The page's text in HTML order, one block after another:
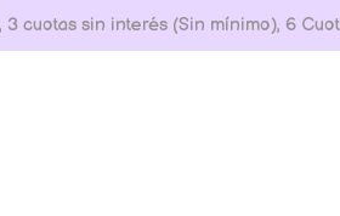
cuotas sin interés (Sin mínimo), 6